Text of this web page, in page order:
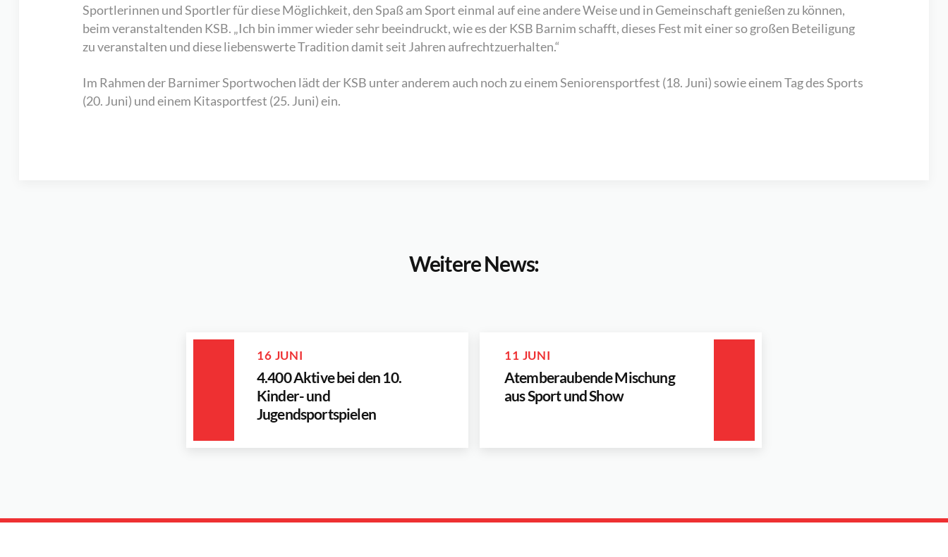
Sportlerinnen und Sportler für diese Möglichkeit, den Spaß am Sport einmal auf eine andere Weise und in Gemeinschaft genießen zu können,
beim veranstaltenden KSB. „Ich bin immer wieder sehr beeindruckt, wie es der KSB Barnim schafft, dieses Fest mit einer so großen Beteiligung
zu veranstalten und diese liebenswerte Tradition damit seit Jahren aufrechtzuerhalten.“
Im Rahmen der Barnimer Sportwochen lädt der KSB unter anderem auch noch zu einem Seniorensportfest (18. Juni) sowie einem Tag des Sports
(20. Juni) und einem Kitasportfest (25. Juni) ein.
Weitere News:
16 JUNI
4.400 Aktive bei den 10.
Kinder- und
Jugendsportspielen
11 JUNI
Atemberaubende Mischung
aus Sport und Show